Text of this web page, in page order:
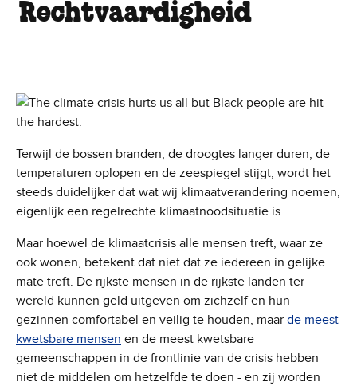
Rechtvaardigheid
Terwijl de bossen branden, de droogtes langer duren, de
temperaturen oplopen en de zeespiegel stijgt, wordt het
steeds duidelijker dat wat wij klimaatverandering noemen,
eigenlijk een regelrechte klimaatnoodsituatie is.
Maar hoewel de klimaatcrisis alle mensen treft, waar ze
ook wonen, betekent dat niet dat ze iedereen in gelijke
mate treft. De rijkste mensen in de rijkste landen ter
wereld kunnen geld uitgeven om zichzelf en hun
gezinnen comfortabel en veilig te houden, maar de meest
kwetsbare mensen en de meest kwetsbare
gemeenschappen in de frontlinie van de crisis hebben
niet de middelen om hetzelfde te doen - en zij worden